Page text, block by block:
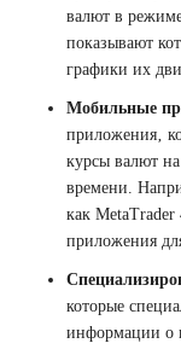
валют в
показывают
графики их
Мобильные
приложения‚
курсы валют
времени.
как
приложения
которые
информации о